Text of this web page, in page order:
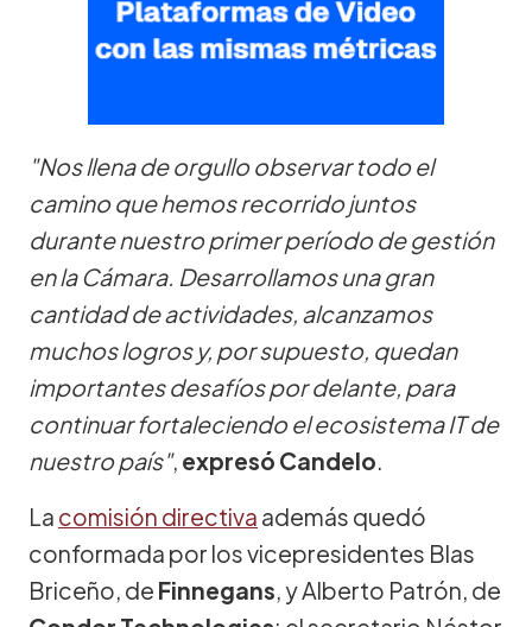
"Nos llena de orgullo observar todo el
camino que hemos recorrido juntos
durante nuestro primer período de gestión
en la Cámara. Desarrollamos una gran
cantidad de actividades, alcanzamos
muchos logros y, por supuesto, quedan
importantes desafíos por delante, para
continuar fortaleciendo el ecosistema IT de
nuestro país", expresó Candelo.
La comisión directiva además quedó
conformada por los vicepresidentes Blas
Briceño, de Finnegans, y Alberto Patrón, de